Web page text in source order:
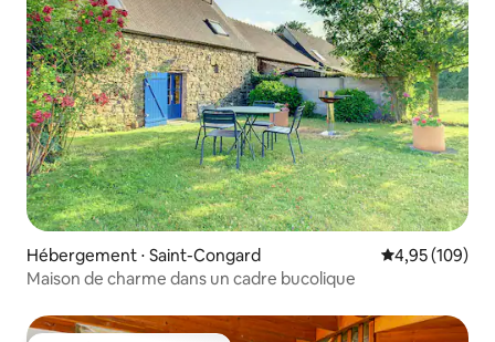
Hébergement ⋅ Saint-Congard Évaluation
4,95 (109)
Maison de charme dans un cadre bucolique